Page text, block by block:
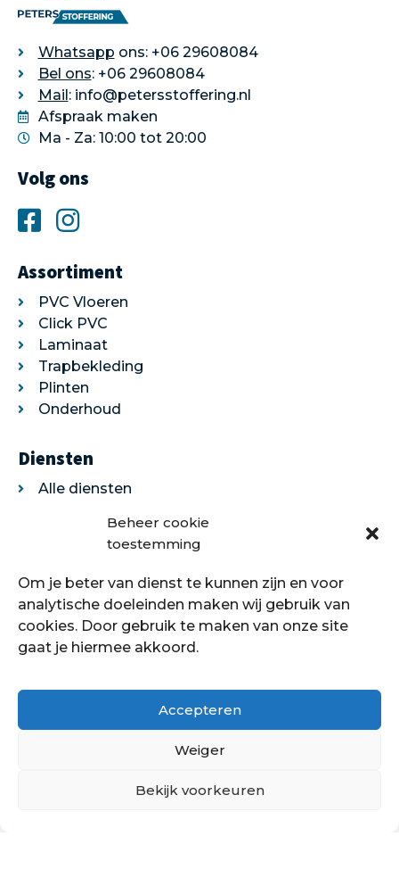
Beheer cookie
toestemming
Om je beter van dienst te kunnen zijn en voor
analytische doeleinden maken wij gebruik van
cookies. Door gebruik te maken van onze site
gaat je hiermee akkoord.
Accepteren
Weiger
Bekijk voorkeuren
Whatsapp ons: +06 29608084
Bel ons: +06 29608084
Mail: info@petersstoffering.nl
Afspraak maken
Ma - Za: 10:00 tot 20:00
Volg ons
Assortiment
PVC Vloeren
Click PVC
Laminaat
Trapbekleding
Plinten
Onderhoud
Diensten
Alle diensten
Egaliseren
Traprenovatie
Over ons
Over ons
Showroom
Offerte aanvragen
Copyright © 2021 - 2022 Petersstoffering | KVK:
Hoe kan ik je helpen?